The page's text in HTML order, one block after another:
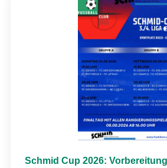
Schmid Cup 2026: